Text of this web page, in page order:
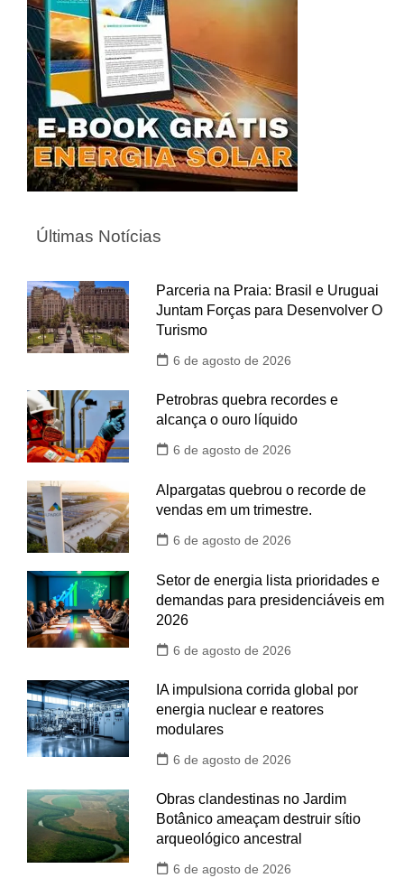
Últimas Notícias
Parceria na Praia: Brasil e Uruguai
Juntam Forças para Desenvolver O
Turismo
6 de agosto de 2026
Petrobras quebra recordes e
alcança o ouro líquido
6 de agosto de 2026
Alpargatas quebrou o recorde de
vendas em um trimestre.
6 de agosto de 2026
Setor de energia lista prioridades e
demandas para presidenciáveis em
2026
6 de agosto de 2026
IA impulsiona corrida global por
energia nuclear e reatores
modulares
6 de agosto de 2026
Obras clandestinas no Jardim
Botânico ameaçam destruir sítio
arqueológico ancestral
6 de agosto de 2026